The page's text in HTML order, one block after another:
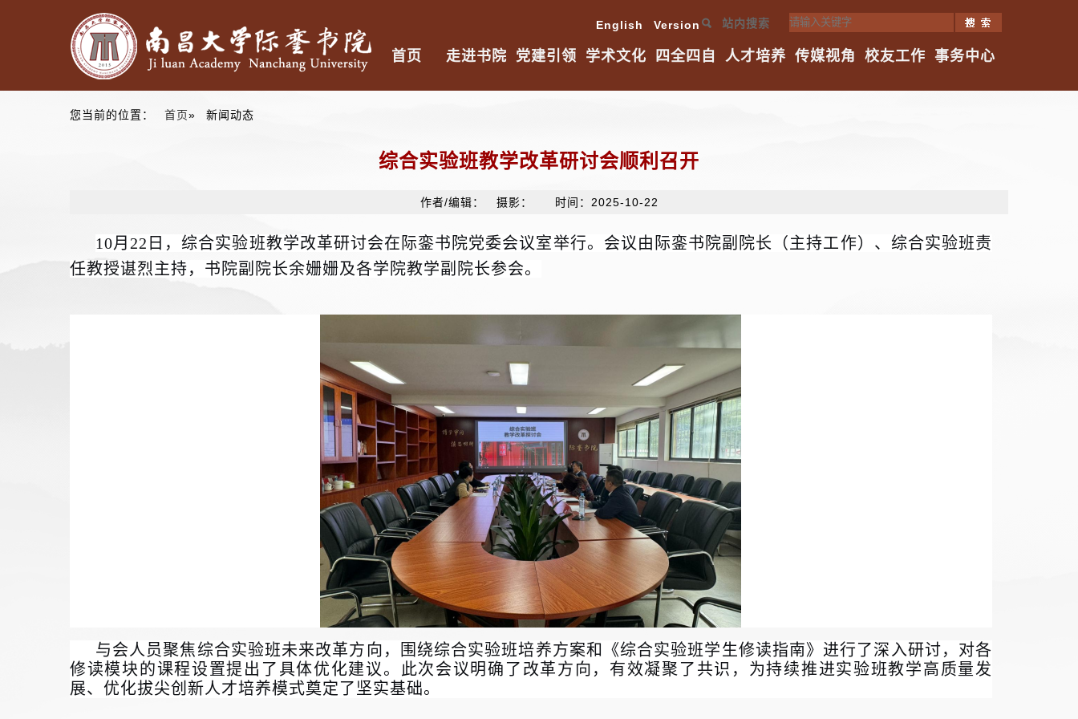
English Version 站内搜索
首页 走进书院 党建引领 学术文化 四全四自 人才培养 传媒视角 校友工作 事务中心
您当前的位置： 首页» 新闻动态
综合实验班教学改革研讨会顺利召开
作者/编辑： 摄影： 时间：2025-10-22
10月22日，综合实验班教学改革研讨会在际銮书院党委会议室举行。会议由际銮书院副院长（主持工作）、综合实验班责
任教授谌烈主持，书院副院长余姗姗及各学院教学副院长参会。
与会人员聚焦综合实验班未来改革方向，围绕综合实验班培养方案和《综合实验班学生修读指南》进行了深入研讨，对各
修读模块的课程设置提出了具体优化建议。此次会议明确了改革方向，有效凝聚了共识，为持续推进实验班教学高质量发
展、优化拔尖创新人才培养模式奠定了坚实基础。